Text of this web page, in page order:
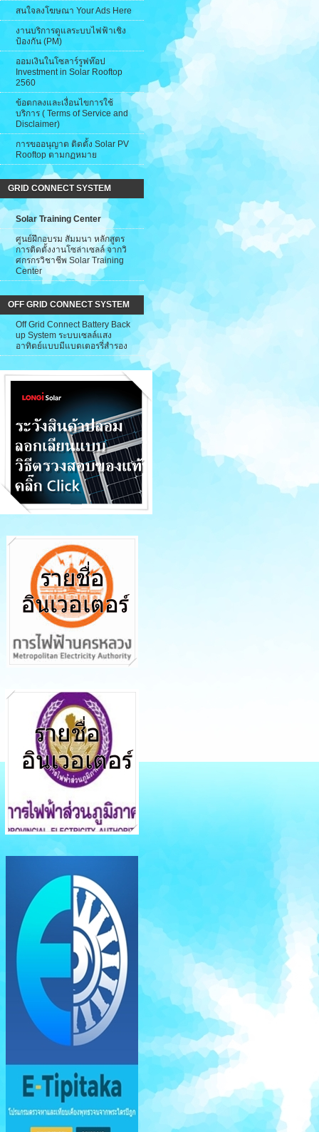
สนใจลงโฆษณา Your Ads Here
งานบริการดูแลระบบไฟฟ้าเชิง
ป้องกัน (PM)
ออมเงินในโซลาร์รูฟท๊อป
Investment in Solar Rooftop
2560
ข้อตกลงและเงื่อนไขการใช้
บริการ ( Terms of Service and
Disclaimer)
การขออนุญาต ติดตั้ง Solar PV
Rooftop ตามกฏหมาย
GRID CONNECT SYSTEM
Solar Training Center
ศูนย์ฝึกอบรม สัมมนา หลักสูตร
การติดตั้งงานโซล่าเซลล์ จากวิ
ศกรกรวิชาชีพ Solar Training
Center
OFF GRID CONNECT SYSTEM
Off Grid Connect Battery Back
up System ระบบเซลล์แสง
อาทิตย์แบบมีแบตเตอรรี่สำรอง